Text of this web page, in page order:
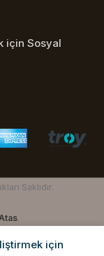
için Sosyal
Saklıdır.
.
için